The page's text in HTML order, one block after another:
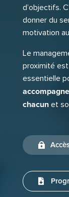
d’objectifs.
donner du
motivation
Le
proximité est
essentielle
chacun et